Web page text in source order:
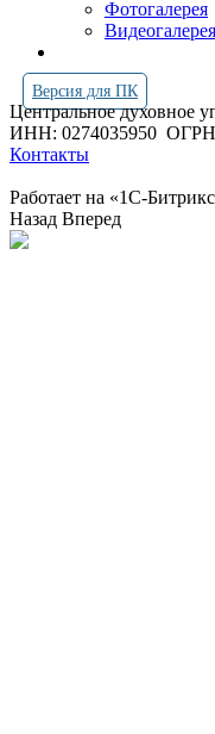
Фотогалерея
Видеогалерея
Версия для ПК
Центральное духовное
ИНН: 0274035950
Контакты
Работает на «1С-
Назад Вперед